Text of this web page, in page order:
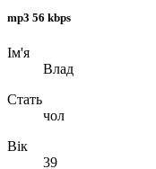
mp3 56 kbps
Ім'я
Влад
Стать
чол
Вік
39